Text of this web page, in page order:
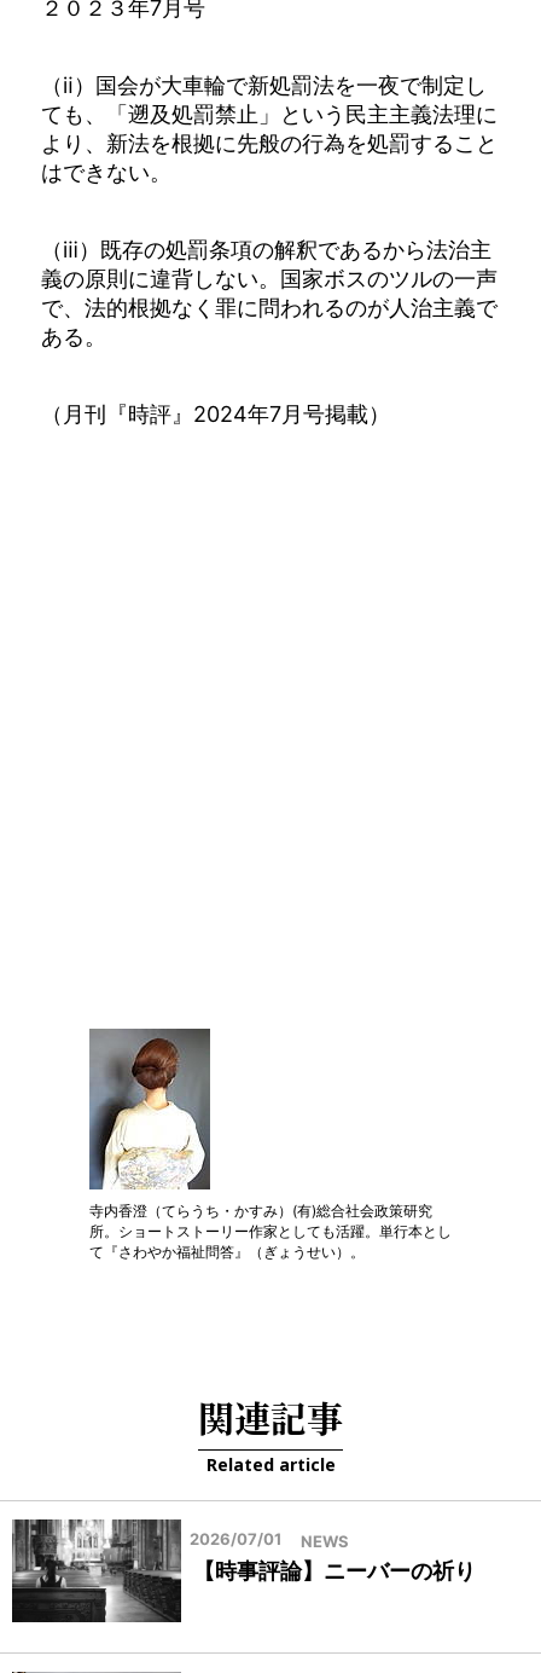
２０２３年7月号
（ⅱ）国会が大車輪で新処罰法を一夜で制定し
ても、「遡及処罰禁止」という民主主義法理に
より、新法を根拠に先般の行為を処罰すること
はできない。
（ⅲ）既存の処罰条項の解釈であるから法治主
義の原則に違背しない。国家ボスのツルの一声
で、法的根拠なく罪に問われるのが人治主義で
ある。
（月刊『時評』2024年7月号掲載）
寺内香澄（てらうち・かすみ）(有)総合社会政策研究
所。ショートストーリー作家としても活躍。単行本とし
て『さわやか福祉問答』（ぎょうせい）。
関連記事
Related article
2026/07/01 NEWS
【時事評論】ニーバーの祈り